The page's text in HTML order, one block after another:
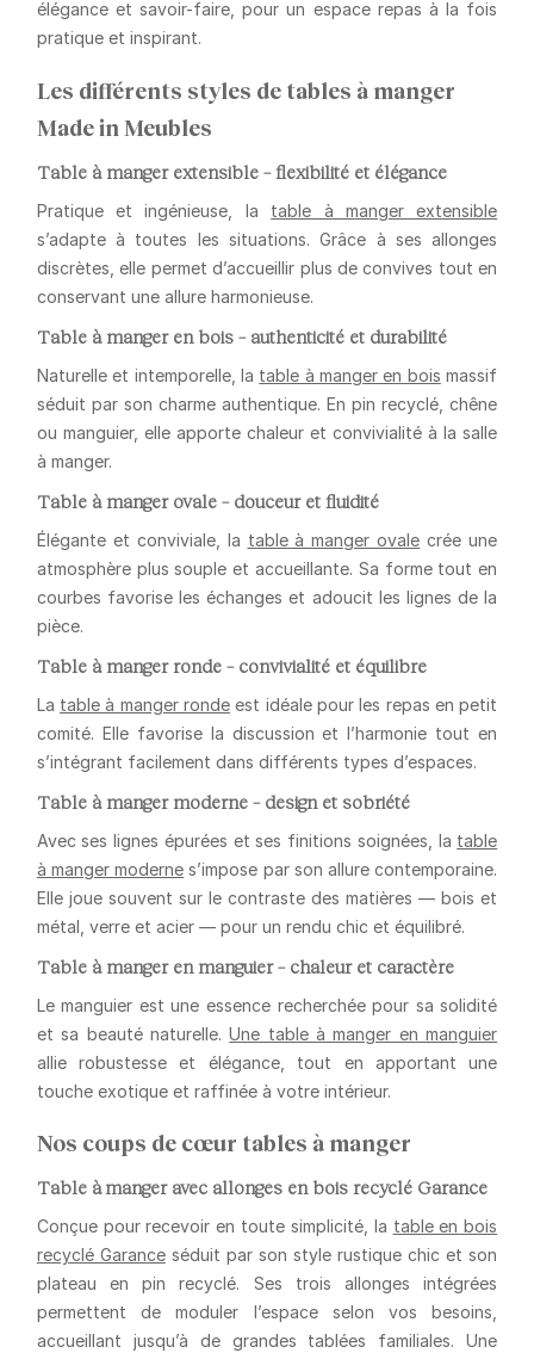
élégance et savoir-faire , pour un espace repas à la fois
pratique et inspirant.
Les différents styles de tables à manger
Made in Meubles
Table à manger extensible – flexibilité et élégance
Pratique et ingénieuse, la table à manger extensible
s’adapte à toutes les situations. Grâce à ses allonges
discrètes, elle permet d’accueillir plus de convives tout en
conservant une allure harmonieuse.
Table à manger en bois – authenticité et durabilité
Naturelle et intemporelle, la table à manger en bois massif
séduit par son charme authentique. En pin recyclé, chêne
ou manguier, elle apporte chaleur et convivialité à la salle
à manger.
Table à manger ovale – douceur et fluidité
Élégante et conviviale, la table à manger ovale crée une
atmosphère plus souple et accueillante. Sa forme tout en
courbes favorise les échanges et adoucit les lignes de la
pièce.
Table à manger ronde – convivialité et équilibre
La table à manger ronde est idéale pour les repas en petit
comité. Elle favorise la discussion et l’harmonie tout en
s’intégrant facilement dans différents types d’espaces.
Table à manger moderne – design et sobriété
Avec ses lignes épurées et ses finitions soignées, la table
à manger moderne s’impose par son allure contemporaine.
Elle joue souvent sur le contraste des matières — bois et
métal, verre et acier — pour un rendu chic et équilibré.
Table à manger en manguier – chaleur et caractère
Le manguier est une essence recherchée pour sa solidité
et sa beauté naturelle.Une table à manger en manguier
allie robustesse et élégance, tout en apportant une
touche exotique et raffinée à votre intérieur.
Nos coups de cœur tables à manger
Table à manger avec allonges en bois recyclé Garance
Conçue pour recevoir en toute simplicité, la table en bois
recyclé Garanceséduit par sonstyle rustique chic et son
plateau en pin recyclé. Ses trois allonges intégrées
permettent demoduler l’espace selon vos besoins,
accueillant jusqu’à de grandes tablées familiales. Une